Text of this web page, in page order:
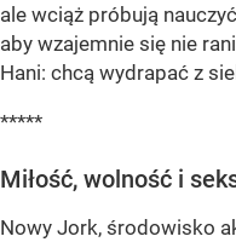
ale wciąż próbują
aby wzajemnie się nie
Hani: chcą wydrapać z
*****
Miłość, wolność i
Nowy Jork, środowisko